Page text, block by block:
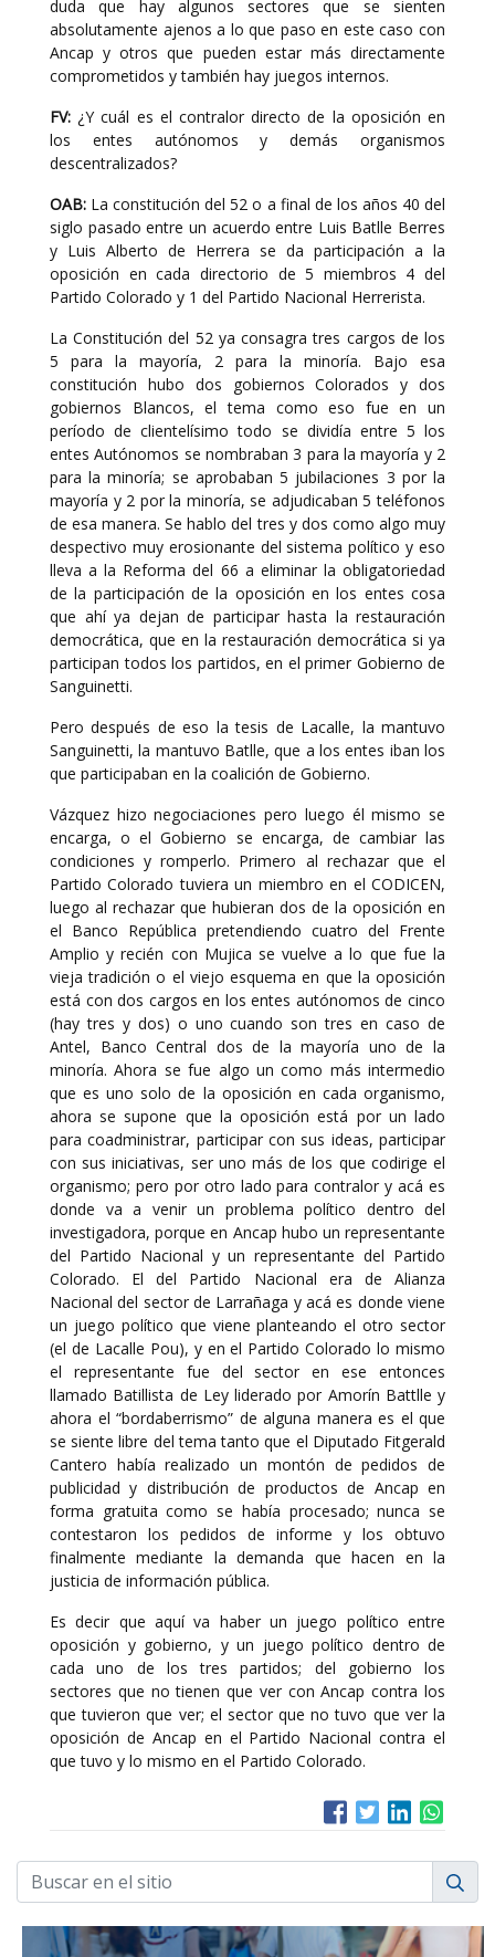
duda que hay algunos sectores que se sienten
absolutamente ajenos a lo que paso en este caso con
Ancap y otros que pueden estar más directamente
comprometidos y también hay juegos internos.
FV: ¿Y cuál es el contralor directo de la oposición en
los entes autónomos y demás organismos
descentralizados?
OAB: La constitución del 52 o a final de los años 40 del
siglo pasado entre un acuerdo entre Luis Batlle Berres
y Luis Alberto de Herrera se da participación a la
oposición en cada directorio de 5 miembros 4 del
Partido Colorado y 1 del Partido Nacional Herrerista.
La Constitución del 52 ya consagra tres cargos de los
5 para la mayoría, 2 para la minoría. Bajo esa
constitución hubo dos gobiernos Colorados y dos
gobiernos Blancos, el tema como eso fue en un
período de clientelísimo todo se dividía entre 5 los
entes Autónomos se nombraban 3 para la mayoría y 2
para la minoría; se aprobaban 5 jubilaciones 3 por la
mayoría y 2 por la minoría, se adjudicaban 5 teléfonos
de esa manera. Se hablo del tres y dos como algo muy
despectivo muy erosionante del sistema político y eso
lleva a la Reforma del 66 a eliminar la obligatoriedad
de la participación de la oposición en los entes cosa
que ahí ya dejan de participar hasta la restauración
democrática, que en la restauración democrática si ya
participan todos los partidos, en el primer Gobierno de
Sanguinetti.
Pero después de eso la tesis de Lacalle, la mantuvo
Sanguinetti, la mantuvo Batlle, que a los entes iban los
que participaban en la coalición de Gobierno.
Vázquez hizo negociaciones pero luego él mismo se
encarga, o el Gobierno se encarga, de cambiar las
condiciones y romperlo. Primero al rechazar que el
Partido Colorado tuviera un miembro en el CODICEN,
luego al rechazar que hubieran dos de la oposición en
el Banco República pretendiendo cuatro del Frente
Amplio y recién con Mujica se vuelve a lo que fue la
vieja tradición o el viejo esquema en que la oposición
está con dos cargos en los entes autónomos de cinco
(hay tres y dos) o uno cuando son tres en caso de
Antel, Banco Central dos de la mayoría uno de la
minoría. Ahora se fue algo un como más intermedio
que es uno solo de la oposición en cada organismo,
ahora se supone que la oposición está por un lado
para coadministrar, participar con sus ideas, participar
con sus iniciativas, ser uno más de los que codirige el
organismo; pero por otro lado para contralor y acá es
donde va a venir un problema político dentro del
investigadora, porque en Ancap hubo un representante
del Partido Nacional y un representante del Partido
Colorado. El del Partido Nacional era de Alianza
Nacional del sector de Larrañaga y acá es donde viene
un juego político que viene planteando el otro sector
(el de Lacalle Pou), y en el Partido Colorado lo mismo
el representante fue del sector en ese entonces
llamado Batillista de Ley liderado por Amorín Battlle y
ahora el “bordaberrismo” de alguna manera es el que
se siente libre del tema tanto que el Diputado Fitgerald
Cantero había realizado un montón de pedidos de
publicidad y distribución de productos de Ancap en
forma gratuita como se había procesado; nunca se
contestaron los pedidos de informe y los obtuvo
finalmente mediante la demanda que hacen en la
justicia de información pública.
Es decir que aquí va haber un juego político entre
oposición y gobierno, y un juego político dentro de
cada uno de los tres partidos; del gobierno los
sectores que no tienen que ver con Ancap contra los
que tuvieron que ver; el sector que no tuvo que ver la
oposición de Ancap en el Partido Nacional contra el
que tuvo y lo mismo en el Partido Colorado.